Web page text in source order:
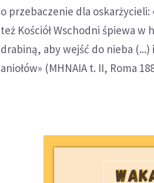
o przebaczenie dla
też Kościół Wschodni śpiewa w
drabiną, aby wejść do nieba
aniołów» (MHNAIA t. II, Roma